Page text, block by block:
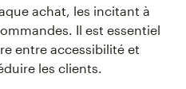
achat, les incitant à
Il est essentiel
entre accessibilité et
les clients.